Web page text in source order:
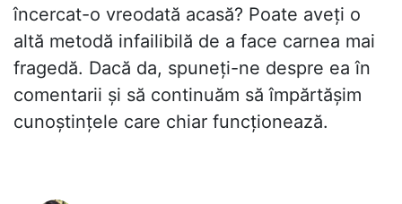
încercat-o vreodată acasă? Poate aveți o
altă metodă infailibilă de a face carnea mai
fragedă. Dacă da, spuneți-ne despre ea în
comentarii și să continuăm să împărtășim
cunoștințele care chiar funcționează.